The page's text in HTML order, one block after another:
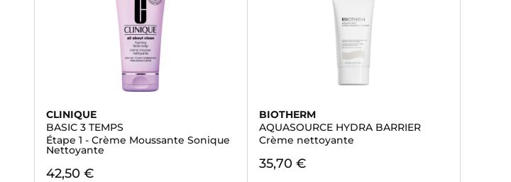
CLINIQUE
BASIC 3 TEMPS
Étape 1 - Crème Moussante Sonique
Nettoyante
42,50 €
BIOTHERM
AQUASOURCE HYDRA BARRIER
Crème nettoyante
35,70 €